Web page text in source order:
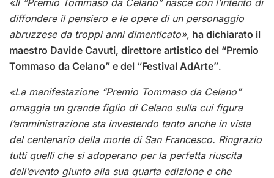
diffondere il pensiero e le opere di un personaggio
abruzzese da troppi anni dimenticato», ha dichiarato il
maestro Davide Cavuti, direttore artistico del “Premio
Tommaso da Celano” e del “Festival AdArte”.
«La manifestazione “Premio Tommaso da Celano”
omaggia un grande figlio di Celano sulla cui figura
l’amministrazione sta investendo tanto anche in vista
del centenario della morte di San Francesco. Ringrazio
tutti quelli che si adoperano per la perfetta riuscita
dell’evento giunto alla sua quarta edizione e che